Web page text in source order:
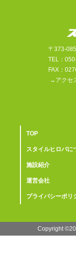
〒373-
TEL：
FAX：
→アクセ
TOP
スタイルヒロバに
施設紹介
運営会社
プライバシーポリ
Copyright